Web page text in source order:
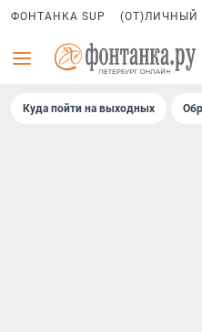
ФОНТАНКА SUP (ОТ)ЛИЧНЫЙ
Куда пойти на выходных